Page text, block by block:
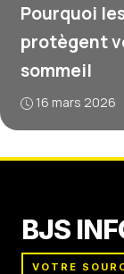
Pourquoi
protègent
sommeil
16 mars 2026
BJS
VOTRE